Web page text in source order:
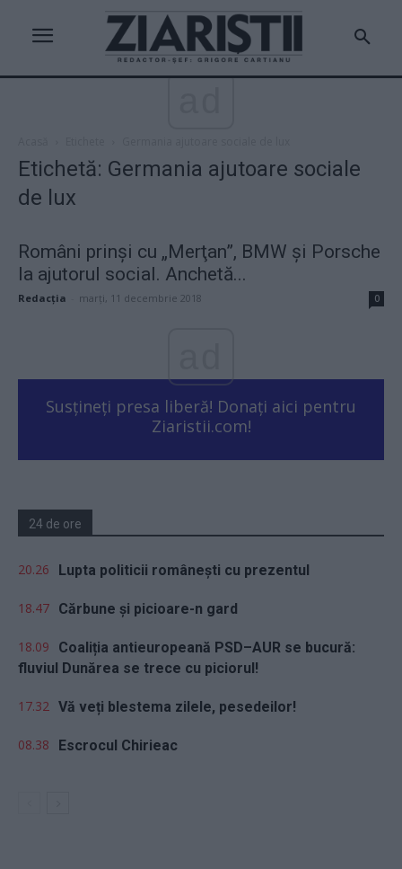
Etichetă: Germania ajutoare sociale
de lux
Români prinşi cu „Merţan”, BMW şi Porsche
la ajutorul social. Anchetă...
Redacţia marți, 11 decembrie 2018 0
Susțineți presa liberă! Donați aici pentru
Ziaristii.com!
24 de ore
20.26 Lupta politicii românești cu prezentul
18.47 Cărbune și picioare-n gard
18.09
Coaliția antieuropeană PSD–AUR se bucură:
fluviul Dunărea se trece cu piciorul!
17.32 Vă veți blestema zilele, pesedeilor!
08.38 Escrocul Chirieac